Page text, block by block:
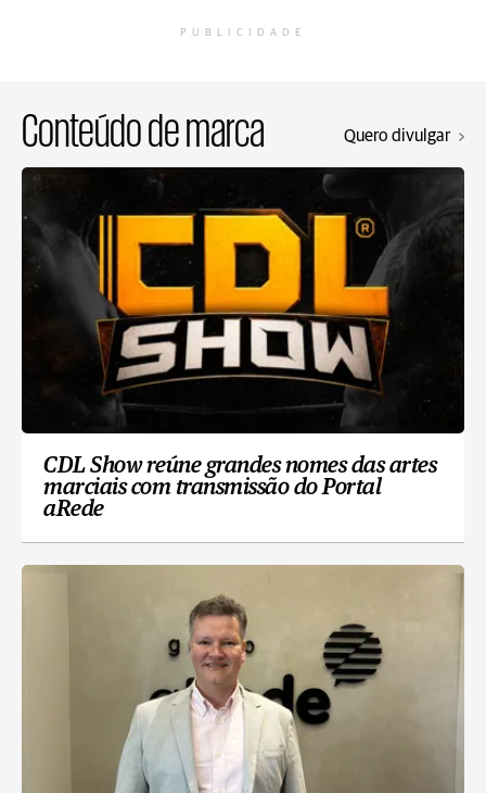
PUBLICIDADE
Conteúdo de marca Quero divulgar
CDL Show reúne grandes nomes das artes
marciais com transmissão do Portal
aRede